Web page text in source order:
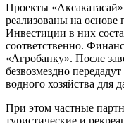
Проекты
реализованы на основе
Инвестиции в них
соответственно.
«Агробанку». После
безвозмездно
водного хозяйства для
При этом частные
туристические и